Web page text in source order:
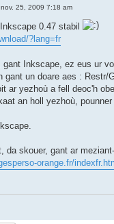
nov. 25, 2009 7:18 am
0.47 stabil
?lang=fr
Inkscape, ez eus ur
gant un doare aes : Restr/
ar yezhoù a fell deoc'h
an holl yezhoù,
da skouer, gant ar
orange.fr/